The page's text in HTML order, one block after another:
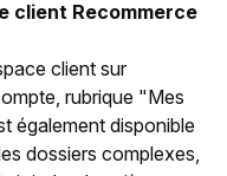
client Recommerce
client sur
rubrique "Mes
également disponible
dossiers complexes,